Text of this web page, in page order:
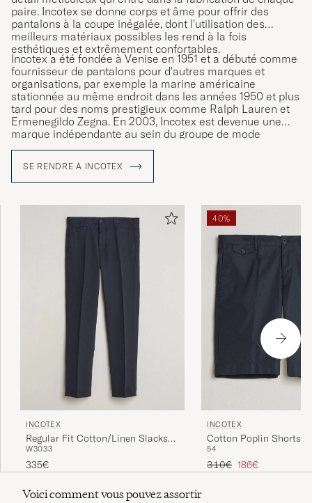
paire. Incotex se donne corps et âme pour offrir des
pantalons à la coupe inégalée, dont l'utilisation des
meilleurs matériaux possibles les rend à la fois
esthétiques et extrêmement confortables.
Incotex a été fondée à Venise en 1951 et a débuté comme
fournisseur de pantalons pour d'autres marques et
organisations, par exemple la marine américaine
stationnée au même endroit dans les années 1950 et plus
tard pour des noms prestigieux comme Ralph Lauren et
Ermenegildo Zegna. En 2003, Incotex est devenue une
marque indépendante au sein du groupe de mode
Slowear. Les pantalons Incotex offrent un niveau de coupe
comparable à celui d'un vêtement sur mesure et sont
donc proposés sans ourlet pour être cousus selon les
goûts de chaque client.
SE RENDRE À INCOTEX
INCOTEX
Regular Fit Cotton/Linen Slacks
Navy
W3033
335€
40%
INCOTEX
Cotton Poplin Shorts
54
Prix ordinaire
310€ Prix réduit
186€
Voici comment vous pouvez assortir